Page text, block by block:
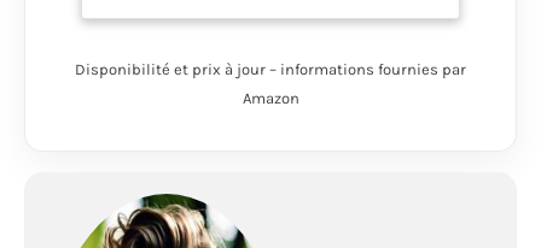
agréable et une grande
Disponibilité et prix à jour – informations fournies par
Amazon